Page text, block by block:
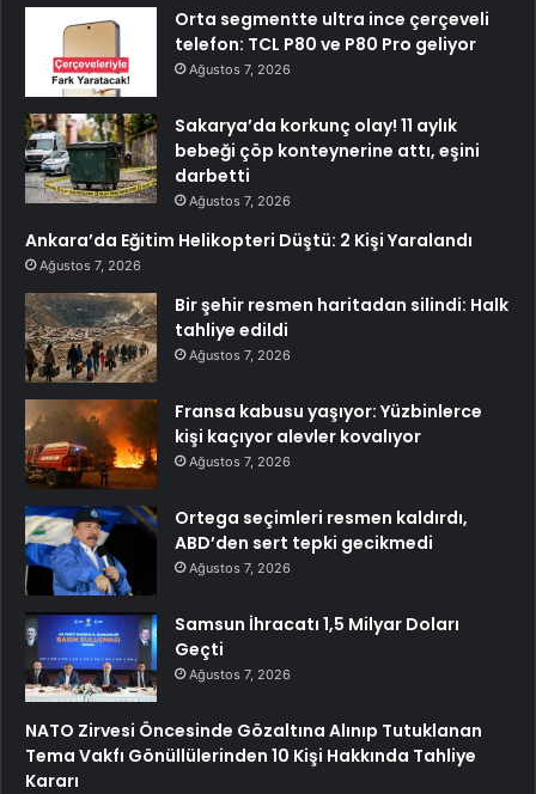
Orta segmentte ultra ince çerçeveli
telefon: TCL P80 ve P80 Pro geliyor
Ağustos 7, 2026
Sakarya’da korkunç olay! 11 aylık
bebeği çöp konteynerine attı, eşini
darbetti
Ağustos 7, 2026
Ankara’da Eğitim Helikopteri Düştü: 2 Kişi Yaralandı
Ağustos 7, 2026
Bir şehir resmen haritadan silindi: Halk
tahliye edildi
Ağustos 7, 2026
Fransa kabusu yaşıyor: Yüzbinlerce
kişi kaçıyor alevler kovalıyor
Ağustos 7, 2026
Ortega seçimleri resmen kaldırdı,
ABD’den sert tepki gecikmedi
Ağustos 7, 2026
Samsun İhracatı 1,5 Milyar Doları
Geçti
Ağustos 7, 2026
NATO Zirvesi Öncesinde Gözaltına Alınıp Tutuklanan
Tema Vakfı Gönüllülerinden 10 Kişi Hakkında Tahliye
Kararı